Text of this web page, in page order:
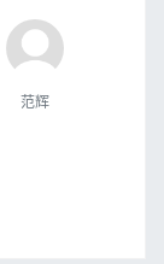
范辉